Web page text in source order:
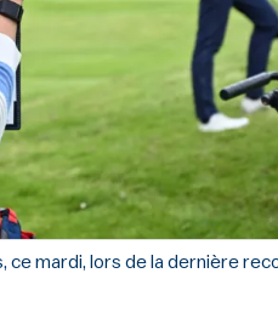
ce mardi, lors de la dernière